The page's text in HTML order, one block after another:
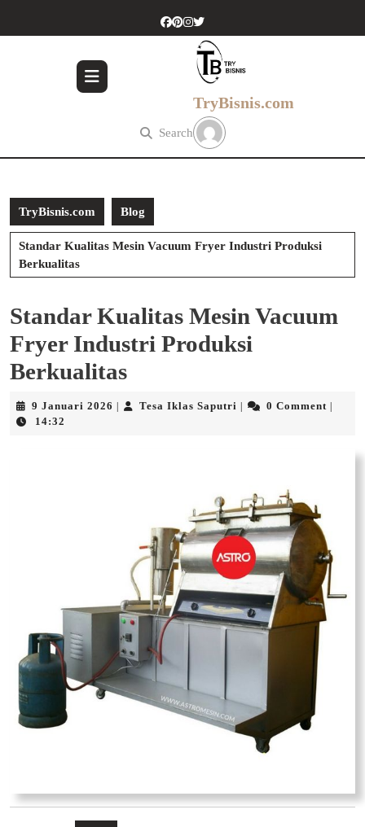
TryBisnis.com
Search
TryBisnis.com Blog
Standar Kualitas Mesin Vacuum Fryer Industri Produksi
Berkualitas
Standar Kualitas Mesin Vacuum
Fryer Industri Produksi
Berkualitas
9 Januari 2026 9
Tesa Iklas Saputri Tesa 0 Comment
14:32